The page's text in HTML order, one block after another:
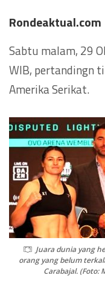
Rondeaktual.com
Sabtu malam, 29
WIB, pertandingn
Amerika Serikat.
Juara dunia yang
orang yang belum
Carabajal. (Foto: